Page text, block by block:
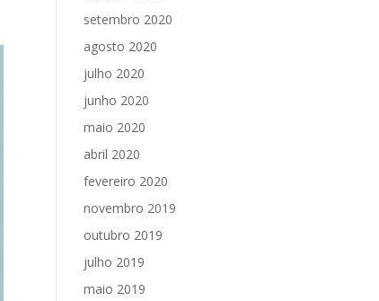
setembro 2020
agosto 2020
julho 2020
junho 2020
maio 2020
abril 2020
fevereiro 2020
novembro 2019
outubro 2019
julho 2019
maio 2019